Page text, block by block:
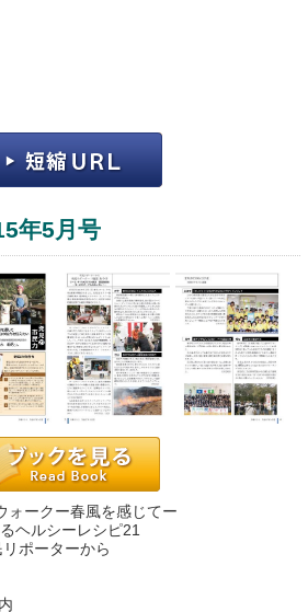
年5月号
ォークー春風を感じてー
ヘルシーレシピ21
リポーターから
↓↓